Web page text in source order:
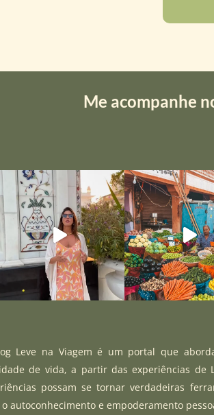
Me acompanhe
Leve na Viagem é um portal que
de vida, a partir das experiências de
possam se tornar verdadeiras
autoconhecimento e empoderamento